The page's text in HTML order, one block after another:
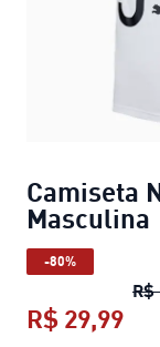
Camiseta
Masculina
-80%
R$
R$ 29,99